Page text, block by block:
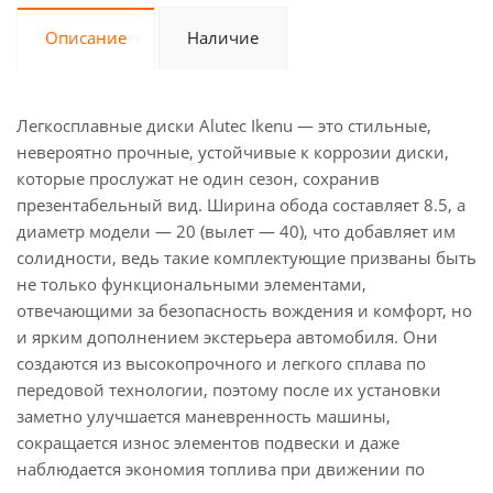
Описание Наличие
Легкосплавные диски Alutec Ikenu — это стильные,
невероятно прочные, устойчивые к коррозии диски,
которые прослужат не один сезон, сохранив
презентабельный вид. Ширина обода составляет 8.5, а
диаметр модели — 20 (вылет — 40), что добавляет им
солидности, ведь такие комплектующие призваны быть
не только функциональными элементами,
отвечающими за безопасность вождения и комфорт, но
и ярким дополнением экстерьера автомобиля. Они
создаются из высокопрочного и легкого сплава по
передовой технологии, поэтому после их установки
заметно улучшается маневренность машины,
сокращается износ элементов подвески и даже
наблюдается экономия топлива при движении по